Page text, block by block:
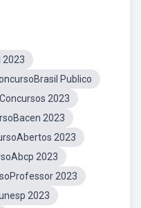
2023
Publico
2023
2023
2023
2023
2023
2023